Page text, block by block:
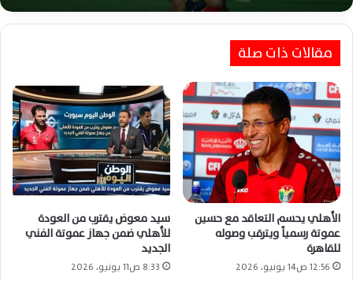
الأهلي يحسم موقف إمام عاشور ويترقب عرضًا
استثنائيًا قبل معسكر إسبانيا المرتقب
مقالات ذات صلة
الأهلي يحسم التعاقد مع حسين
عموتة رسمياً ويترقب وصوله
للقاهرة
12:56 ص14 يونيو، 2026
سيد معوض يقترب من العودة
للأهلي ضمن جهاز عموتة الفني
الجديد
8:33 ص11 يونيو، 2026